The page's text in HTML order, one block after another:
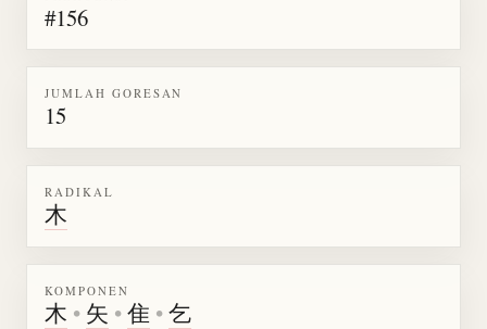
#156
JUMLAH GORESAN
15
RADIKAL
木
KOMPONEN
木 • 矢 •隹 •乞